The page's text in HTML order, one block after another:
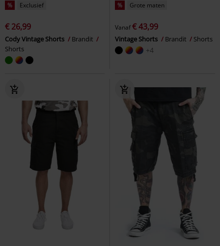
% Exclusief
€ 26,99
Cody Vintage Shorts
Brandit
Shorts
% Grote maten
Vanaf€ 43,99
Vintage Shorts Brandit Shorts
+4